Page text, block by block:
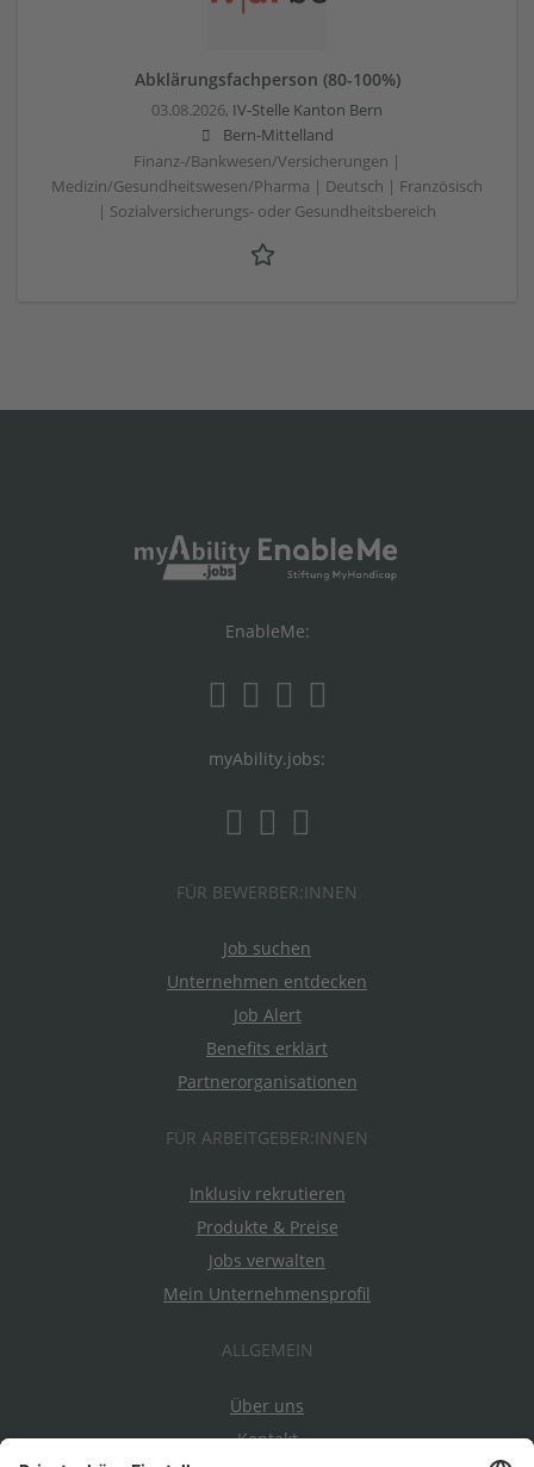
Abklärungsfachperson (80-100%)
03.08.2026, IV-Stelle Kanton Bern
Bern-Mittelland
Finanz-/Bankwesen/Versicherungen |
Medizin/Gesundheitswesen/Pharma | Deutsch | Französisch
| Sozialversicherungs- oder Gesundheitsbereich
EnableMe:
myAbility.jobs:
FÜR BEWERBER:INNEN
Job suchen
Unternehmen entdecken
Job Alert
Benefits erklärt
Partnerorganisationen
FÜR ARBEITGEBER:INNEN
Inklusiv rekrutieren
Produkte & Preise
Jobs verwalten
Mein Unternehmensprofil
ALLGEMEIN
Über uns
Kontakt